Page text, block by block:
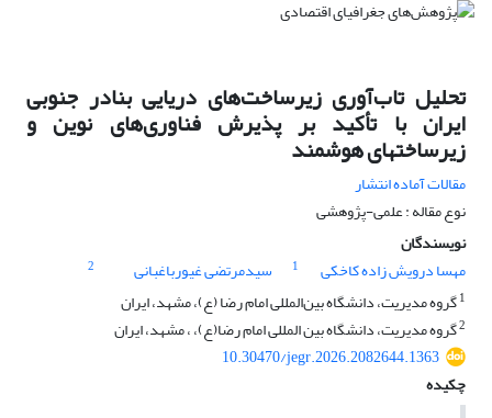
تحلیل تاب‌آوری زیرساخت‌های دریایی بنادر جنوبی
ایران با تأکید بر پذیرش فناوری‌های نوین و
زیرساختهای هوشمند
مقالات آماده انتشار
نوع مقاله : علمی-پژوهشی
نویسندگان
مهسا درویش زاده کاخکی
1 سیدمرتضی غیورباغبانی
2
1گروه مدیریت، دانشگاه بین‌المللی امام رضا (ع)، مشهد، ایران
2گروه مدیریت، دانشگاه بین المللی امام رضا(ع)، ، مشهد، ایران
10.30470/jegr.2026.2082644.1363
چکیده